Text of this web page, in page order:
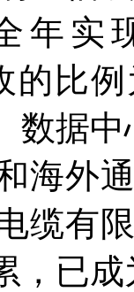
年实
的比
数据
海外
缆有
，已